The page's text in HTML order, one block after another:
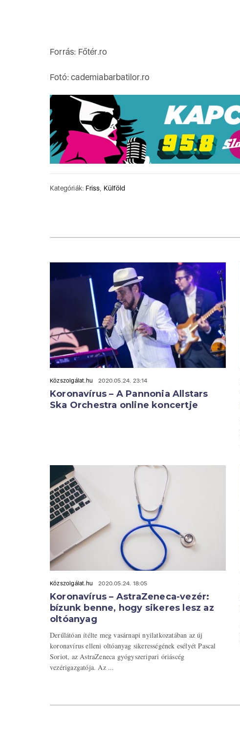
Forrás: Főtér.ro
Fotó: cademiabarbatilor.ro
Kategóriák: Friss, Külföld
Közszolgálat.hu 2020.05.24. 23:14
Koronavírus – A Pannonia Allstars
Ska Orchestra online koncertje
Közszolgálat.hu 2020.05.24. 18:05
Koronavírus – AstraZeneca-vezér:
bízunk benne, hogy sikeres lesz az
oltóanyag
Derűlátóan ítélte meg vasárnapi nyilatkozatában az új
koronavírus elleni oltóanyag sikerességének esélyét Pascal
Soriot, az AstraZeneca gyógyszeripari óriáscég
vezérigazgatója. Az ...